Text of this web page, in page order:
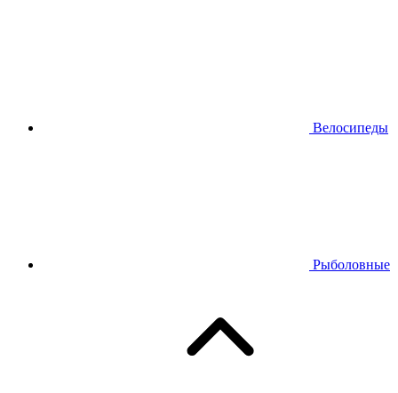
Велосипеды
Рыболовные